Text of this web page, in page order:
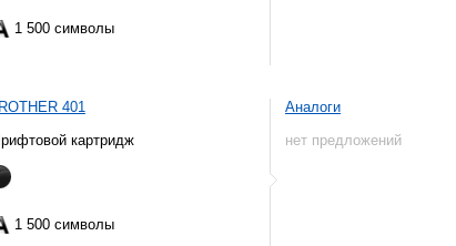
1 500 символы
401
картридж
1 500 символы
Аналоги
нет предложений